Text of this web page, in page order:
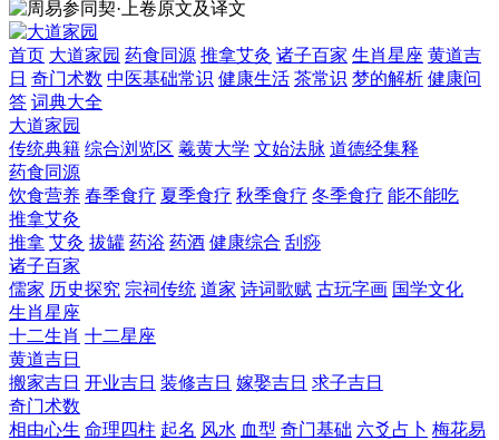
首页 大道家园 药食同源 推拿艾灸 诸子百家 生肖星座 黄道吉
日 奇门术数 中医基础常识 健康生活 茶常识 梦的解析 健康问
答 词典大全
大道家园
传统典籍 综合浏览区 羲黄大学 文始法脉 道德经集释
药食同源
饮食营养 春季食疗 夏季食疗 秋季食疗 冬季食疗 能不能吃
推拿艾灸
推拿 艾灸 拔罐 药浴 药酒 健康综合 刮痧
诸子百家
儒家 历史探究 宗祠传统 道家 诗词歌赋 古玩字画 国学文化
生肖星座
十二生肖 十二星座
黄道吉日
搬家吉日 开业吉日 装修吉日 嫁娶吉日 求子吉日
奇门术数
相由心生 命理四柱 起名 风水 血型 奇门基础 六爻占卜 梅花易